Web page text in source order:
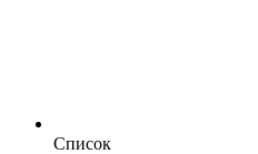
Список